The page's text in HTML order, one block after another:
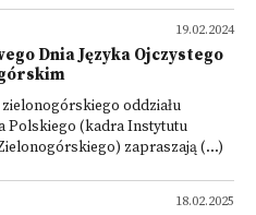
19.02.2024
Dnia Języka Ojczystego
oddziału
Polskiego (kadra Instytutu
zapraszają (...)
18.02.2025